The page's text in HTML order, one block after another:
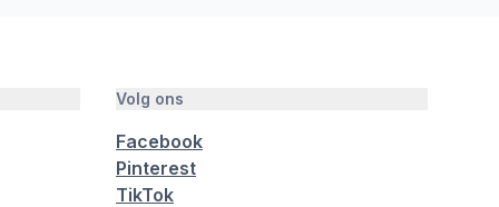
Volg ons
Facebook
Pinterest
TikTok